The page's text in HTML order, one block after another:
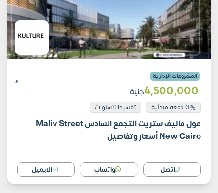
المشروعات الإدارية
4٬500٬000جنية
0% دفعة مبدئية تقسيط 11سنوات
مول ماليف ستريت التجمع السادس Maliv Street
New Cairo أسعار وتفاصيل
اتصل واتساب الايميل